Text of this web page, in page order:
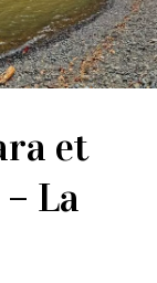
et
La